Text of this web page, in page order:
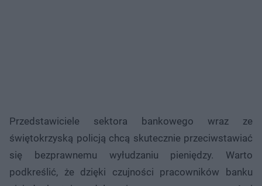
Przedstawiciele sektora bankowego wraz ze
świętokrzyską policją chcą skutecznie przeciwstawiać
się bezprawnemu wyłudzaniu pieniędzy. Warto
podkreślić, że dzięki czujności pracowników banku